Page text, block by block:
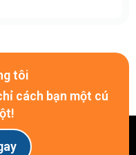
tôi
cách bạn một cú